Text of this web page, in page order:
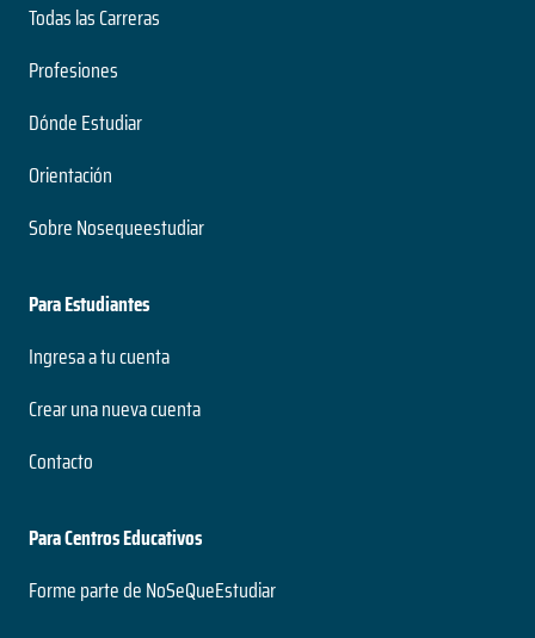
Todas las Carreras
Profesiones
Dónde Estudiar
Orientación
Sobre Nosequeestudiar
Para Estudiantes
Ingresa a tu cuenta
Crear una nueva cuenta
Contacto
Para Centros Educativos
Forme parte de NoSeQueEstudiar